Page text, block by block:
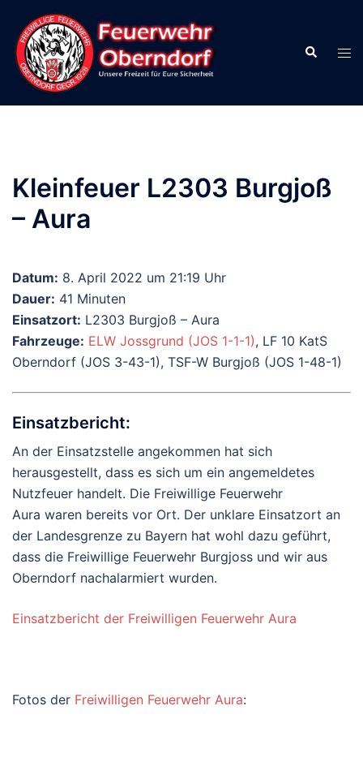
Inhalt
springen
Suche
Kleinfeuer L2303 Burgjoß
– Aura
Datum: 8. April 2022 um 21:19 Uhr
Dauer: 41 Minuten
Einsatzort: L2303 Burgjoß – Aura
Fahrzeuge: ELW Jossgrund (JOS 1-1-1), LF 10 KatS
Oberndorf (JOS 3-43-1), TSF-W Burgjoß (JOS 1-48-1)
Einsatzbericht:
An der Einsatzstelle angekommen hat sich
herausgestellt, dass es sich um ein angemeldetes
Nutzfeuer handelt. Die Freiwillige Feuerwehr
Aura waren bereits vor Ort. Der unklare Einsatzort an
der Landesgrenze zu Bayern hat wohl dazu geführt,
dass die Freiwillige Feuerwehr Burgjoss und wir aus
Oberndorf nachalarmiert wurden.
Einsatzbericht der Freiwilligen Feuerwehr Aura
Fotos der Freiwilligen Feuerwehr Aura: